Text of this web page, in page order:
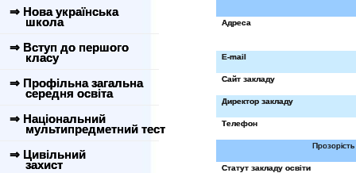
⇒ Нова українська
школа
⇒ Вступ до першого
класу
⇒ Профільна загальна
середня освіта
⇒ Національний
мультипредметний тест
⇒ Цивільний
захист
Адреса
E-mail
Сайт закладу
Директор закладу
Телефон
Прозорість
Статут закладу освіти